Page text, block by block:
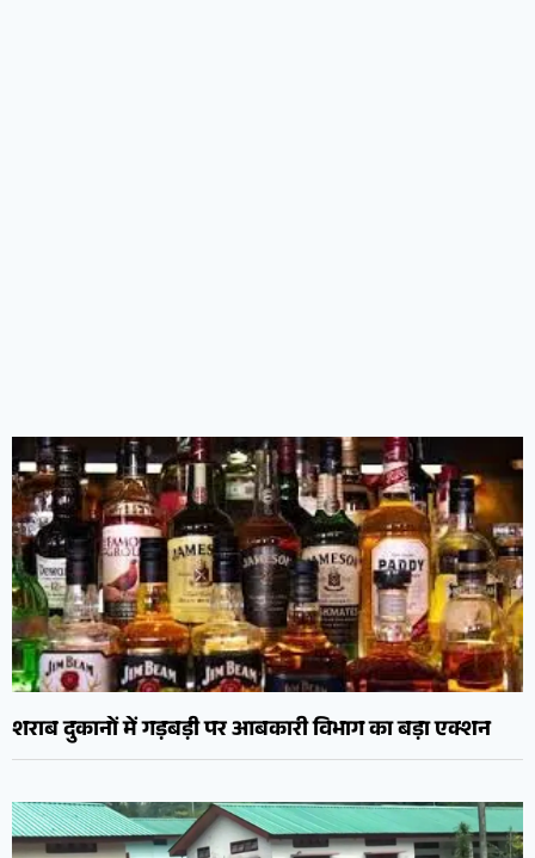
शराब दुकानों में गड़बड़ी पर आबकारी विभाग का बड़ा एक्शन